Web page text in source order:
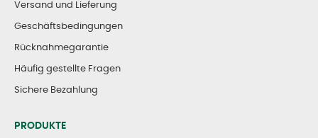
Versand und Lieferung
Geschäftsbedingungen
Rücknahmegarantie
Häufig gestellte Fragen
Sichere Bezahlung
PRODUKTE